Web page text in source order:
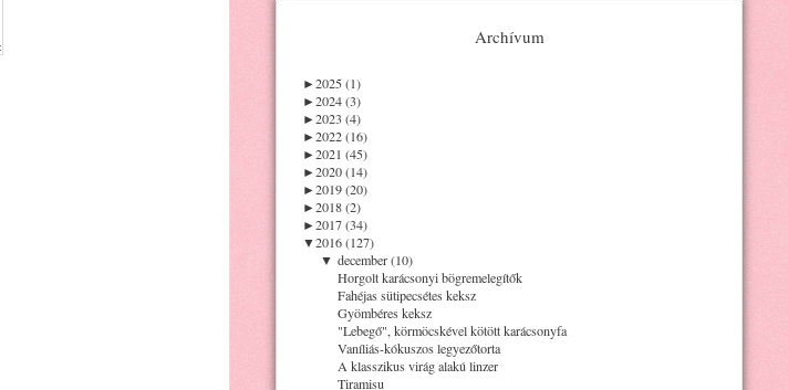
Archívum
►2025 (1)
►2024 (3)
►2023 (4)
►2022 (16)
►2021 (45)
►2020 (14)
►2019 (20)
►2018 (2)
►2017 (34)
▼2016 (127)
▼ december (10)
Horgolt karácsonyi bögremelegítők
Fahéjas sütipecsétes keksz
Gyömbéres keksz
"Lebegő", körmöcskével kötött karácsonyfa
Vaníliás-kókuszos legyezőtorta
A klasszikus virág alakú linzer
Tiramisu